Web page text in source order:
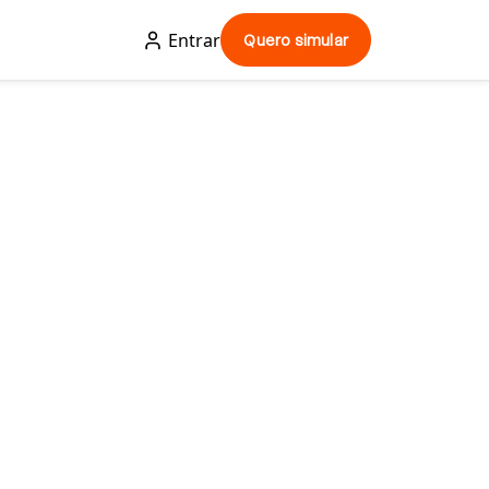
Entrar Quero simular